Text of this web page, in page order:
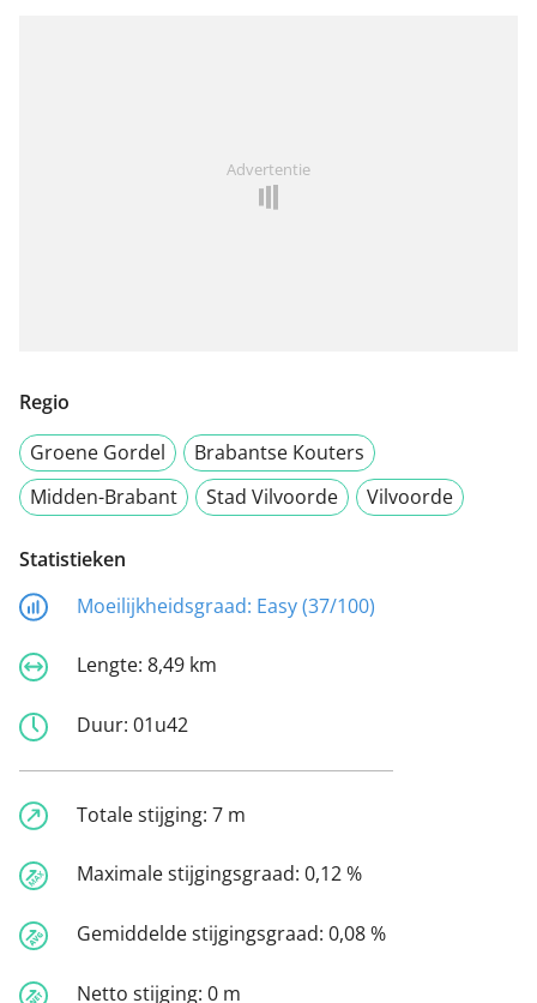
Advertentie
Regio
Groene Gordel
Brabantse Kouters
Midden-Brabant
Stad Vilvoorde Vilvoorde
Statistieken
Moeilijkheidsgraad: Easy (37/100)
Lengte: 8,49 km
Duur: 01u42
Totale stijging: 7 m
Maximale stijgingsgraad: 0,12 %
Gemiddelde stijgingsgraad: 0,08 %
Netto stijging: 0 m